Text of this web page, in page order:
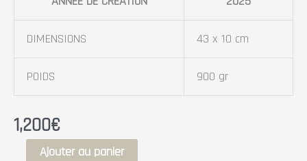
DIMENSIONS 43 x 10 cm
POIDS 900 gr
1,200€
Ajouter au panier